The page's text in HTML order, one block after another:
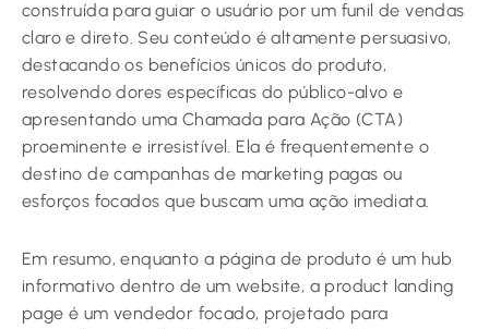
construída para guiar o usuário por um funil de vendas
claro e direto. Seu conteúdo é altamente persuasivo,
destacando os benefícios únicos do produto,
resolvendo dores específicas do público-alvo e
apresentando uma Chamada para Ação (CTA)
proeminente e irresistível. Ela é frequentemente o
destino de campanhas de marketing pagas ou
esforços focados que buscam uma ação imediata.
Em resumo, enquanto a página de produto é um hub
informativo dentro de um website, a product landing
page é um vendedor focado, projetado para